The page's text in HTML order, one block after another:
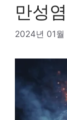
만성
2024년 01월